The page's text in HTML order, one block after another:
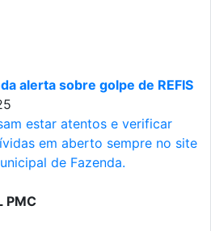
alerta sobre golpe de REFIS
estar atentos e verificar
em aberto sempre no site
de Fazenda.
PMC